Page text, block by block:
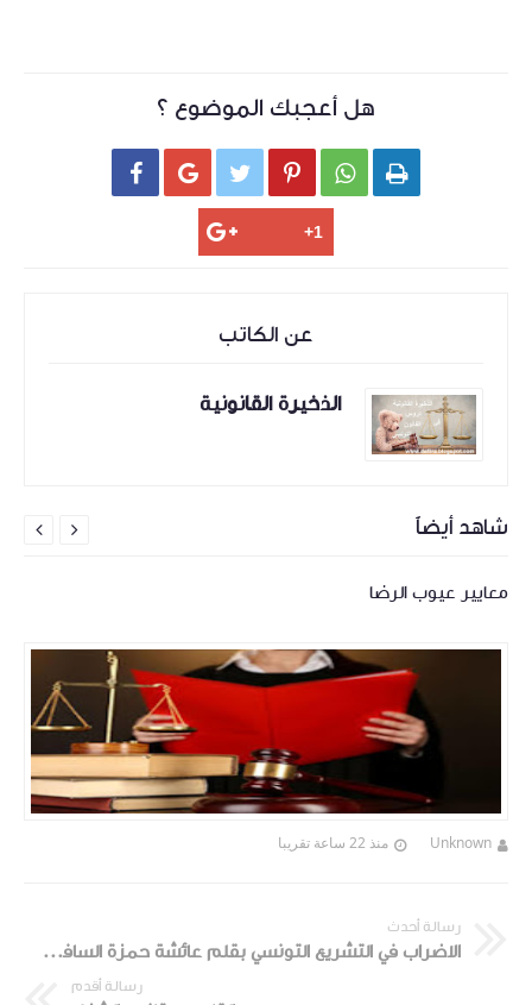
هل أعجبك الموضوع ؟
     
عن الكاتب
الذخيرة القانونية
شاهد أيضاً
معايير عيوب الرضا
Unknown منذ 22 ساعة تقريبا


رسالة أحدث
الاضراب في التشريع التونسي بقلم عائشة حمزة السافي أستاذة تعليم عال بالمعهد الوطني للشغل و الدراسات الإجتماعية
رسالة أقدم